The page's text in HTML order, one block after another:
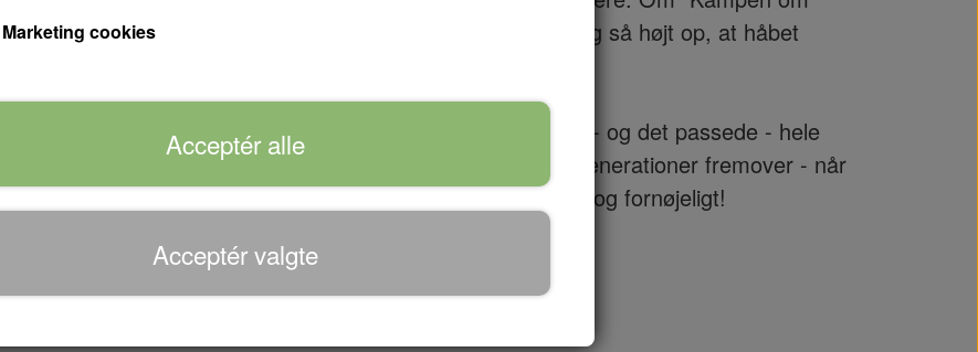
Næsbygaard" skrev man desuden: "Dramaet skrues aldrig så højt op, at håbet
"En folkekomedie for hele familien", stod der på plakaten - og det passede - hele
familien myldrede i biffen. Godt at disse film kan ses - i generationer fremover - når
man har lyst til noget sødt, festligt, hjertevarmt, gribende og fornøjeligt!
Forventet leveringstid:Varen er på lager...
Marketing cookies
Acceptér alle
Acceptér valgte